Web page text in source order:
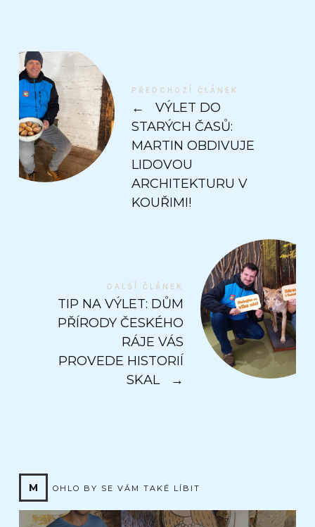
PŘEDCHOZÍ ČLÁNEK
←
VÝLET DO
STARÝCH ČASŮ:
MARTIN OBDIVUJE
LIDOVOU
ARCHITEKTURU V
KOUŘIMI!
DALŠÍ ČLÁNEK
TIP NA VÝLET: DŮM
PŘÍRODY ČESKÉHO
RÁJE VÁS
PROVEDE HISTORIÍ
SKAL
→
M OHLO BY SE VÁM TAKÉ LÍBIT